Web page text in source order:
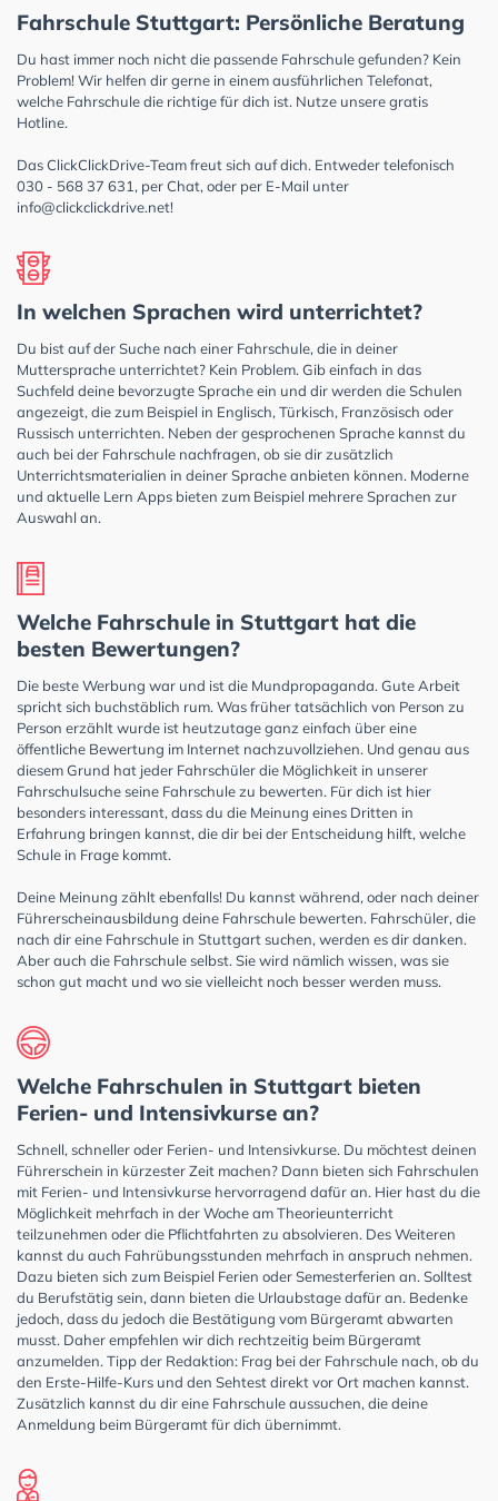
Fahrschule Stuttgart: Persönliche Beratung
Du hast immer noch nicht die passende Fahrschule gefunden? Kein
Problem! Wir helfen dir gerne in einem ausführlichen Telefonat,
welche Fahrschule die richtige für dich ist. Nutze unsere gratis
Hotline.
Das ClickClickDrive-Team freut sich auf dich. Entweder telefonisch
030 - 568 37 631, per Chat, oder per E-Mail unter
info@clickclickdrive.net!
In welchen Sprachen wird unterrichtet?
Du bist auf der Suche nach einer Fahrschule, die in deiner
Muttersprache unterrichtet? Kein Problem. Gib einfach in das
Suchfeld deine bevorzugte Sprache ein und dir werden die Schulen
angezeigt, die zum Beispiel in Englisch, Türkisch, Französisch oder
Russisch unterrichten. Neben der gesprochenen Sprache kannst du
auch bei der Fahrschule nachfragen, ob sie dir zusätzlich
Unterrichtsmaterialien in deiner Sprache anbieten können. Moderne
und aktuelle Lern Apps bieten zum Beispiel mehrere Sprachen zur
Auswahl an.
Welche Fahrschule in Stuttgart hat die
besten Bewertungen?
Die beste Werbung war und ist die Mundpropaganda. Gute Arbeit
spricht sich buchstäblich rum. Was früher tatsächlich von Person zu
Person erzählt wurde ist heutzutage ganz einfach über eine
öffentliche Bewertung im Internet nachzuvollziehen. Und genau aus
diesem Grund hat jeder Fahrschüler die Möglichkeit in unserer
Fahrschulsuche seine Fahrschule zu bewerten. Für dich ist hier
besonders interessant, dass du die Meinung eines Dritten in
Erfahrung bringen kannst, die dir bei der Entscheidung hilft, welche
Schule in Frage kommt.
Deine Meinung zählt ebenfalls! Du kannst während, oder nach deiner
Führerscheinausbildung deine Fahrschule bewerten. Fahrschüler, die
nach dir eine Fahrschule in Stuttgart suchen, werden es dir danken.
Aber auch die Fahrschule selbst. Sie wird nämlich wissen, was sie
schon gut macht und wo sie vielleicht noch besser werden muss.
Welche Fahrschulen in Stuttgart bieten
Ferien- und Intensivkurse an?
Schnell, schneller oder Ferien- und Intensivkurse. Du möchtest deinen
Führerschein in kürzester Zeit machen? Dann bieten sich Fahrschulen
mit Ferien- und Intensivkurse hervorragend dafür an. Hier hast du die
Möglichkeit mehrfach in der Woche am Theorieunterricht
teilzunehmen oder die Pflichtfahrten zu absolvieren. Des Weiteren
kannst du auch Fahrübungsstunden mehrfach in anspruch nehmen.
Dazu bieten sich zum Beispiel Ferien oder Semesterferien an. Solltest
du Berufstätig sein, dann bieten die Urlaubstage dafür an. Bedenke
jedoch, dass du jedoch die Bestätigung vom Bürgeramt abwarten
musst. Daher empfehlen wir dich rechtzeitig beim Bürgeramt
anzumelden. Tipp der Redaktion: Frag bei der Fahrschule nach, ob du
den Erste-Hilfe-Kurs und den Sehtest direkt vor Ort machen kannst.
Zusätzlich kannst du dir eine Fahrschule aussuchen, die deine
Anmeldung beim Bürgeramt für dich übernimmt.